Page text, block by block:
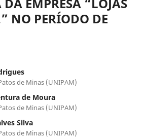
NO PERÍODO DE
de Minas (UNIPAM)
de Moura
de Minas (UNIPAM)
Silva
de Minas (UNIPAM)